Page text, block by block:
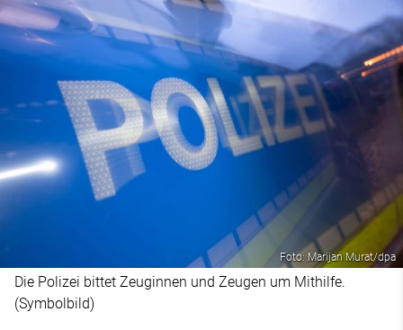
Foto: Marijan Murat/dpa
Die Polizei bittet Zeuginnen und Zeugen um Mithilfe.
(Symbolbild)